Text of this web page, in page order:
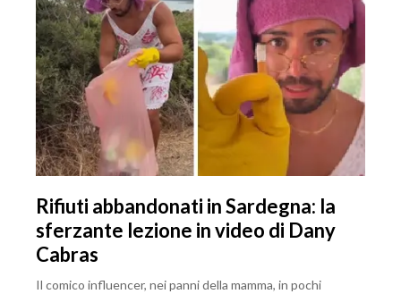
Rifiuti abbandonati in Sardegna: la
sferzante lezione in video di Dany
Cabras
Il comico influencer, nei panni della mamma, in pochi